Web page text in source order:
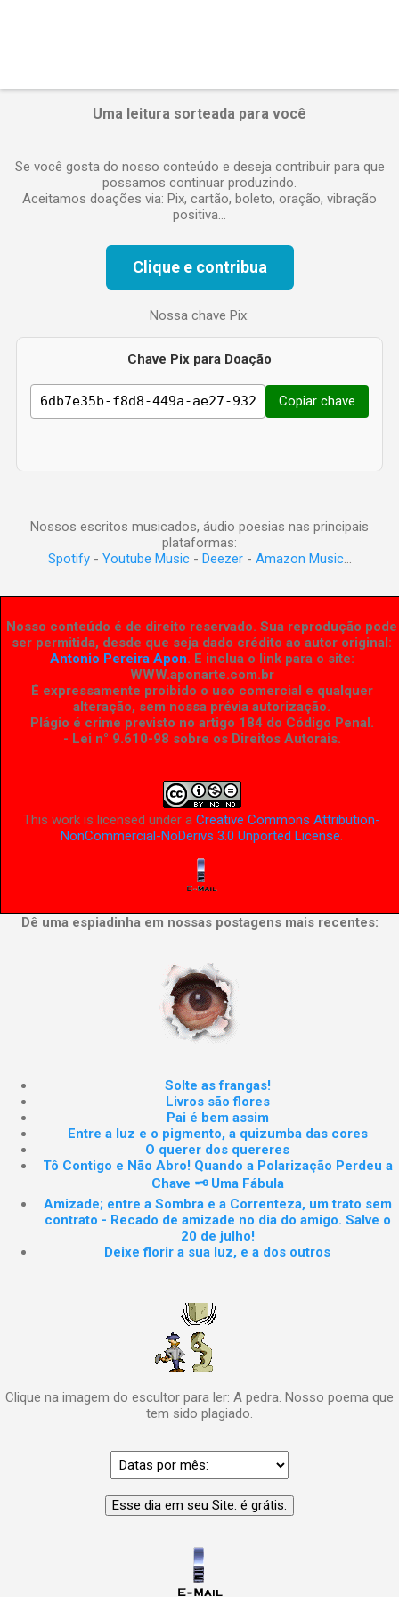
Uma leitura sorteada para você
Se você gosta do nosso conteúdo e deseja contribuir para que
possamos continuar produzindo.
Aceitamos doações via: Pix, cartão, boleto, oração, vibração
positiva...
Clique e contribua
Nossa chave Pix:
Chave Pix para Doação
Copiar chave
Nossos escritos musicados, áudio poesias nas principais
plataformas:
Spotify- Youtube Music- Deezer- Amazon Music...
Nosso conteúdo é de direito reservado. Sua reprodução pode
ser permitida, desde que seja dado crédito ao autor original:
Antonio Pereira Apon. E inclua o link para o site:
WWW.aponarte.com.br
É expressamente proibido o uso comercial e qualquer
alteração, sem nossa prévia autorização.
Plágio é crime previsto no artigo 184 do Código Penal.
- Lei n° 9.610-98 sobre os Direitos Autorais.
This work is licensed under aCreative Commons Attribution-
NonCommercial-NoDerivs 3.0 Unported License.
Dê uma espiadinha em nossas postagens mais recentes:
Solte as frangas!
Livros são flores
Pai é bem assim
Entre a luz e o pigmento, a quizumba das cores
O querer dos quereres
Tô Contigo e Não Abro! Quando a Polarização Perdeu a
Chave 🗝️ Uma Fábula
Amizade; entre a Sombra e a Correnteza, um trato sem
contrato - Recado de amizade no dia do amigo. Salve o
20 de julho!
Deixe florir a sua luz, e a dos outros
Clique na imagem do escultor para ler: A pedra. Nosso poema que
tem sido plagiado.